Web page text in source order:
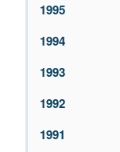
1995
1994
1993
1992
1991